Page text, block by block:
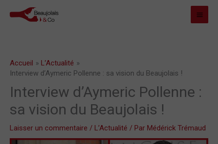
Accueil
L’Actualité
Interview d’Aymeric Pollenne : sa vision du Beaujolais !
Interview d’Aymeric Pollenne :
sa vision du Beaujolais !
Laisser un commentaire / L’Actualité / Par Médérick Trémaud